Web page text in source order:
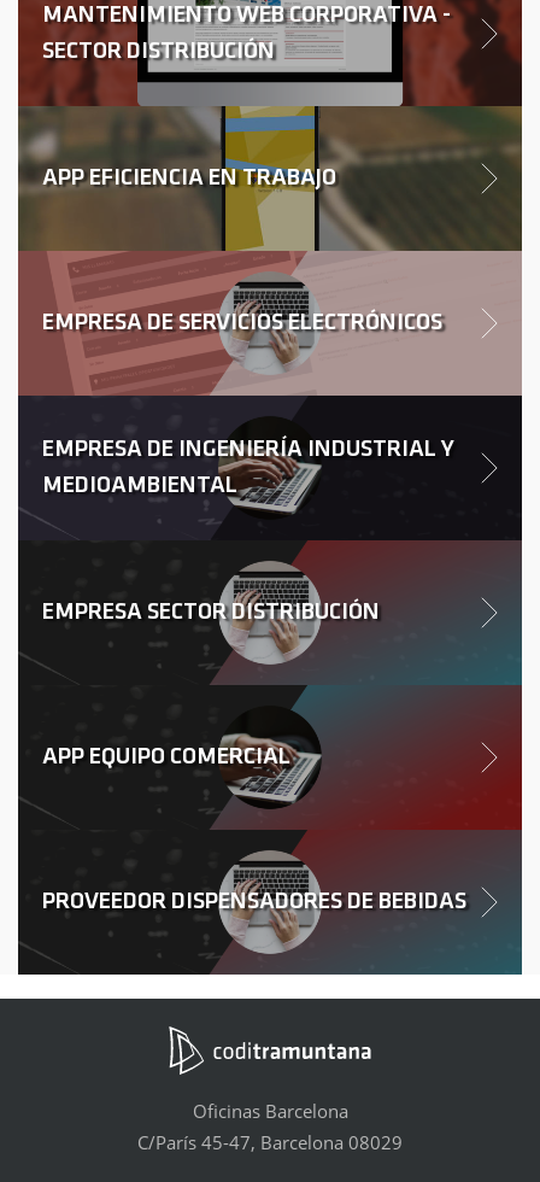
MANTENIMIENTO WEB CORPORATIVA -
SECTOR DISTRIBUCIÓN
APP EFICIENCIA EN TRABAJO
EMPRESA DE SERVICIOS ELECTRÓNICOS
EMPRESA DE INGENIERÍA INDUSTRIAL Y
MEDIOAMBIENTAL
EMPRESA SECTOR DISTRIBUCIÓN
APP EQUIPO COMERCIAL
PROVEEDOR DISPENSADORES DE BEBIDAS
Oficinas Barcelona
C/París 45-47, Barcelona 08029